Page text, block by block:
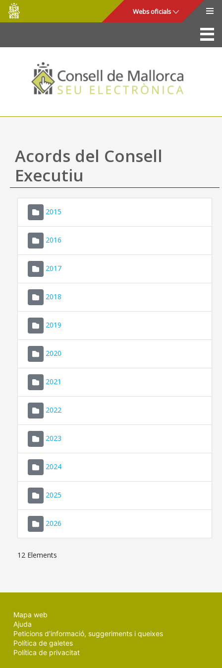
Salta al contingut principal
Consell
de
Mallorca
Webs oficials
La Seu
Consell de Mallorca
Accés i seguretat
Utilitats
Ajuda
Acords del Consell
Executiu
2015
2016
2017
2018
2019
2020
2021
2022
2023
2024
2025
2026
12 Elements
Mapa web
Ajuda
Peticions d'informació, suggeriments i queixes
Política de galetes
Política de privacitat